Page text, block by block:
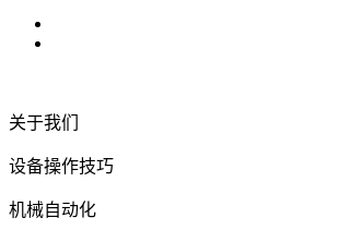
关于我们
设备操作技巧
机械自动化